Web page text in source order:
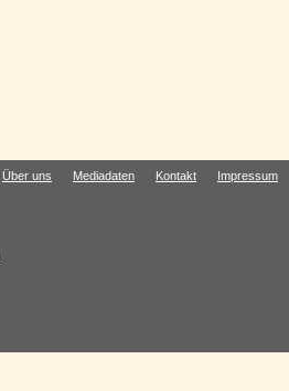
Über uns Mediadaten Kontakt Impressum